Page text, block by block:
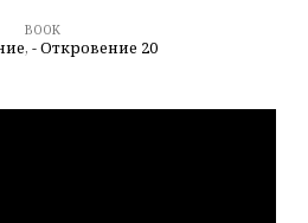
BOOK
, - Откровение 20